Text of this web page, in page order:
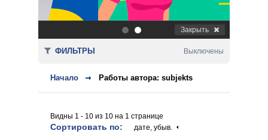
. Закрыть
Начало Работы автора: subjekts
Видны 1 - 10 из 10 на 1 странице
Сортировать по: дате, убыв.
ФИЛЬТРЫ Выключены